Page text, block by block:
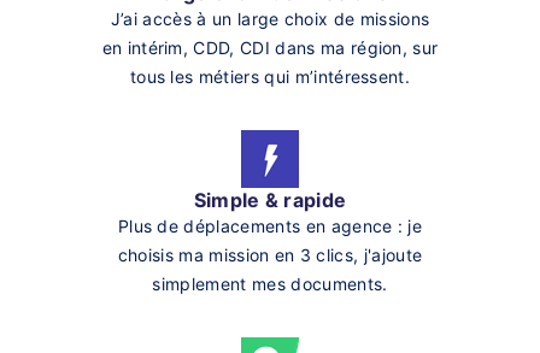
J’ai accès à un large choix de missions
en intérim, CDD, CDI dans ma région, sur
tous les métiers qui m’intéressent.
Simple & rapide
Plus de déplacements en agence : je
choisis ma mission en 3 clics, j'ajoute
simplement mes documents.